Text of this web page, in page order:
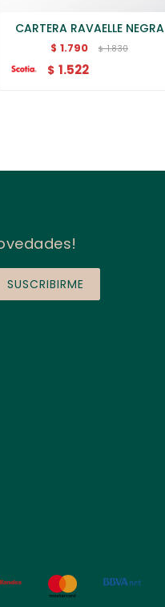
CARTERA RAVAELLE NEGRA
$ 1.790 $ 1.830
$ 1.522
SUSCRIBIRME